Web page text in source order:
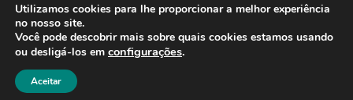
© 2026 Sindmóveis-RS. Todos os direitos reservados.
Utilizamos cookies para lhe proporcionar a melhor experiência
no nosso site.
Você pode descobrir mais sobre quais cookies estamos usando
ou desligá-los em configurações.
Aceitar